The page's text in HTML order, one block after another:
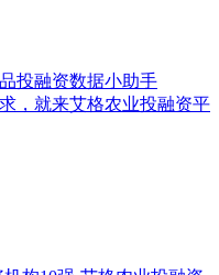
投融资数据小助手
，就来艾格农业投融资平